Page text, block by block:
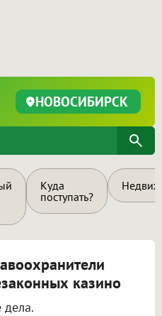
НОВОСИБИРСК
Куда
поступать?
казино